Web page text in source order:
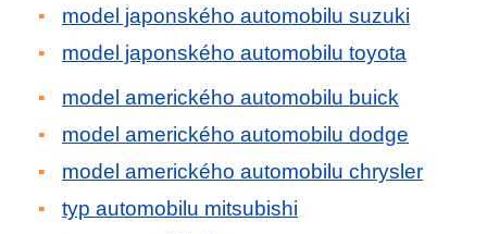
model japonského automobilu suzuki
model japonského automobilu toyota
model amerického automobilu buick
model amerického automobilu dodge
model amerického automobilu chrysler
typ automobilu mitsubishi